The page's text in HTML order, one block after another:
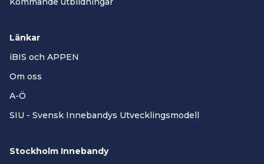
Länkar
iBIS och APPEN
Om oss
A-Ö
SIU - Svensk Innebandys Utvecklingsmodell
Stockholm Innebandy